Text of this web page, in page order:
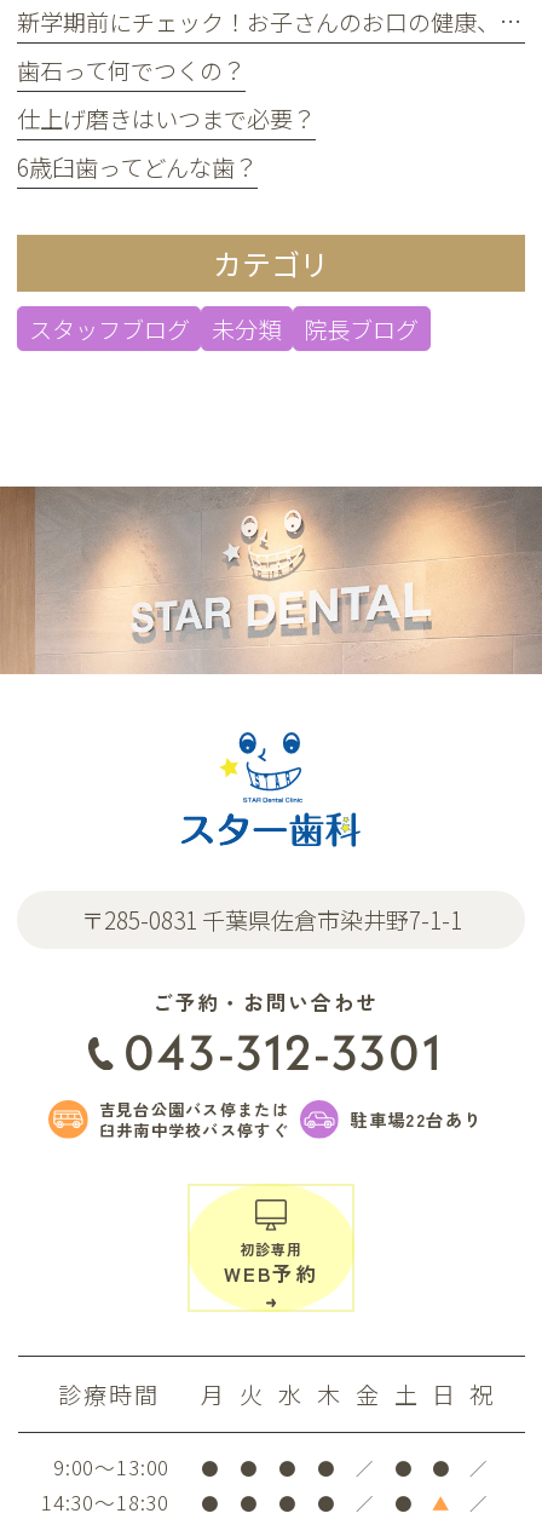
新学期前にチェック！お子さんのお口の健康、大丈夫？
歯石って何でつくの？
仕上げ磨きはいつまで必要？
6歳臼歯ってどんな歯？
カテゴリ
スタッフブログ 未分類 院長ブログ
〒285-0831 千葉県佐倉市染井野7-1-1
ご予約・お問い合わせ
043-312-3301
吉見台公園バス停または
臼井南中学校バス停すぐ
駐車場22台あり
初診専用
WEB予約
診療時間 月 火 水 木 金 土 日 祝
9:00～13:00 ● ● ● ● ／ ● ● ／
14:30～18:30 ● ● ● ● ／ ● ▲ ／